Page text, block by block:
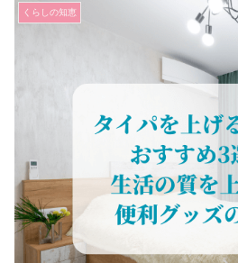
くらしの知恵